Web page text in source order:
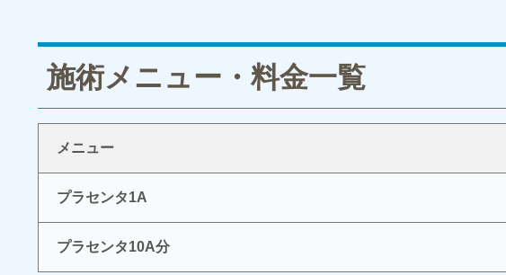
施術メニュー・料金一覧
メニュー
プラセンタ1A
プラセンタ10A分